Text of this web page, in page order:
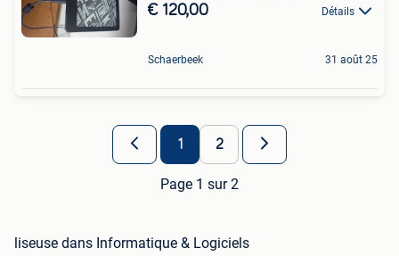
€ 120,00 Détails
Schaerbeek 31 août 25
1 2
Page 1 sur 2
liseuse dans Informatique & Logiciels